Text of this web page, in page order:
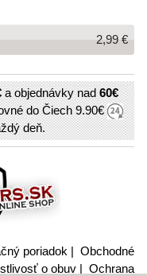
2,99 €
a objednávky nad60€
do Čiech9.90€
deň.
poriadok | Obchodné
o obuv | Ochrana